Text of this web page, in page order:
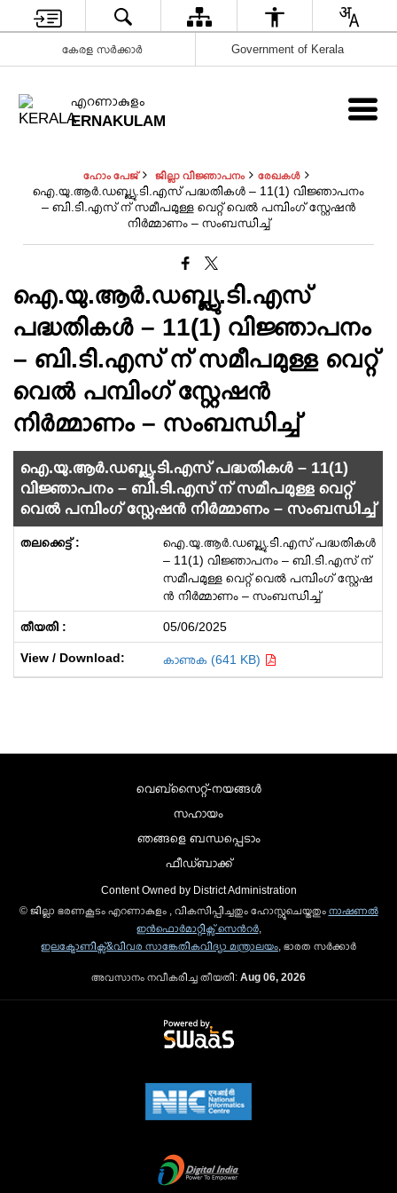
കേരള സർക്കാർ Government of Kerala
എറണാകുളം
ERNAKULAM
ഹോം പേജ് ജില്ലാ വിജ്ഞാപനം രേഖകൾ
ഐ.യു.ആർ.ഡബ്ല്യു.ടി.എസ് പദ്ധതികൾ – 11(1) വിജ്ഞാപനം
– ബി.ടി.എസ്‌ ന് സമീപമുള്ള വെറ്റ് വെൽ പമ്പിംഗ് സ്റ്റേഷൻ
നിർമ്മാണം – സംബന്ധിച്ച്
ഐ.യു.ആർ.ഡബ്ല്യു.ടി.എസ്
പദ്ധതികൾ – 11(1) വിജ്ഞാപനം
– ബി.ടി.എസ്‌ ന് സമീപമുള്ള വെറ്റ്
വെൽ പമ്പിംഗ് സ്റ്റേഷൻ
നിർമ്മാണം – സംബന്ധിച്ച്
ഐ.യു.ആർ.ഡബ്ല്യു.ടി.എസ് പദ്ധതികൾ – 11(1)
വിജ്ഞാപനം – ബി.ടി.എസ്‌ ന് സമീപമുള്ള വെറ്റ്
വെൽ പമ്പിംഗ് സ്റ്റേഷൻ നിർമ്മാണം – സംബന്ധിച്ച്
ഐ.യു.ആർ.ഡബ്ല്യു.ടി.എസ് പദ്ധതികൾ
– 11(1) വിജ്ഞാപനം – ബി.ടി.എസ്‌ ന്
സമീപമുള്ള വെറ്റ് വെൽ പമ്പിംഗ് സ്റ്റേഷ
ൻ നിർമ്മാണം – സംബന്ധിച്ച്
05/06/2025
കാണുക (641 KB)
വെബ്സൈറ്റ്-നയങ്ങള്‍
സഹായം
ഞങ്ങളെ ബന്ധപ്പെടാം
ഫീഡ്ബാക്ക്
Content Owned by District Administration
© ജില്ലാ ഭരണകൂടം എറണാകുളം , വികസിപ്പിച്ചതും ഹോസ്റ്റുചെയ്തതും നാഷണല്‍
ഇന്‍ഫൊര്‍മാറ്റിക്സ് സെന്‍റര്‍,
ഇലക്ട്രോണിക്സ്&വിവര സാങ്കേതികവിദ്യാ മന്ത്രാലയം, ഭാരത സര്‍ക്കാര്‍
അവസാനം നവീകരിച്ച തീയതി: Aug 06, 2026